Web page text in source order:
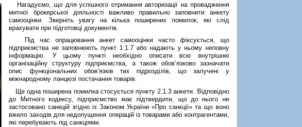
Нагадуємо, що для успішного отримання авторизації на провадження
митної брокерської діяльності важливо правильно заповнити анкету
самооцінки. Зверніть увагу на кілька поширених помилок, які слід
врахувати при підготовці документів.
Під час опрацювання анкет самооцінки часто фіксується, що
підприємства не заповнюють пункт 1.1.7 або надають у ньому неповну
інформацію. У цьому пункті необхідно описати всю внутрішню
організаційну структуру підприємства, а також обов’язково зазначати
опис функціональних обов’язків тих підрозділів, що залучені у
міжнародному ланцюзі постачання товарів.
Ще одна поширена помилка стосується пункту 2.1.3 анкети. Відповідно
до Митного кодексу, підприємство має підтвердити, що до нього не
застосовано санкцій згідно із Законом України «Про санкції» та що воно
вжило заходів для недопущення операцій із товарами або контрагентами,
які перебувають під санкціями.